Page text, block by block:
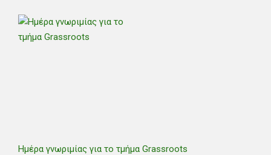
Ημέρα γνωριμίας για το τμήμα Grassroots